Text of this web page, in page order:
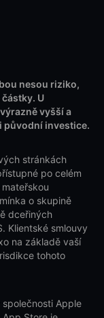
nesou riziko,
U
vyšší a
původní investice.
stránkách
po celém
o skupině
dceřiných
Klientské smlouvy
na základě vaší
tohoto
Apple